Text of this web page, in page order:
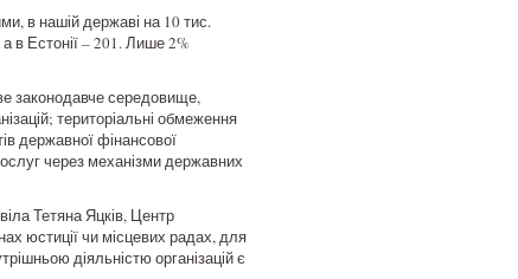
в нашій державі на 10 тис.
в Естонії – 201. Лише 2%
законодавче середовище,
територіальні обмеження
державної фінансової
через механізми державних
Тетяна Яцків, Центр
юстиції чи місцевих радах, для
діяльністю організацій є